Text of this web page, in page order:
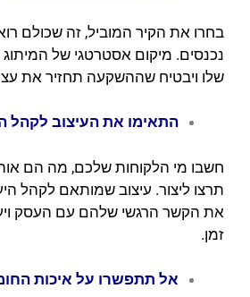
בחרו את הקיר המוביל, זה שכולם
נכנסים. מיקום אסטרטגי של
שלו ויבטיח שההשקעה תחזיר את
התאימו את העיצוב לקהל
חשבו מי הלקוחות שלכם, מה הם
תרצו ליצור. עיצוב שמותאם לקהל
את הקשר הרגשי שלהם עם העסק
זמן.
אל תתפשרו על איכות